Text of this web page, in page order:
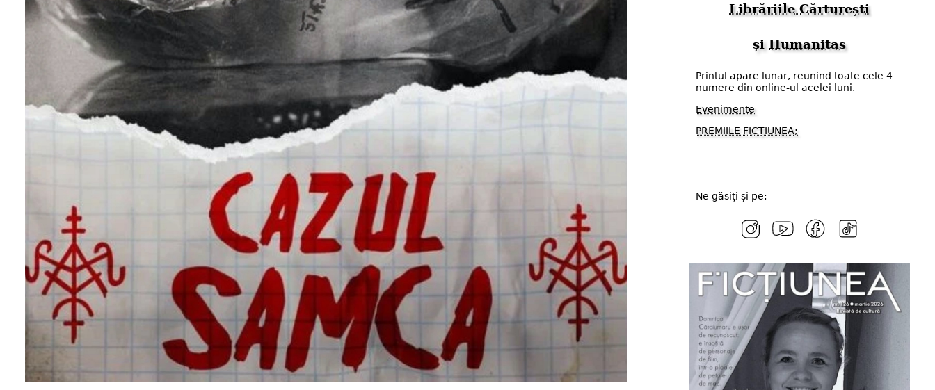
Librăriile Cărturești
șiHumanitas
Printul apare lunar, reunind toate cele 4
numere din online-ul acelei luni.
Evenimente
PREMIILE FICȚIUNEA;
Ne găsiți și pe: